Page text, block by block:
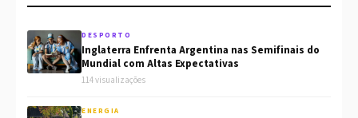
DESPORTO
Inglaterra Enfrenta Argentina nas Semifinais do
Mundial com Altas Expectativas
114 visualizações
ENERGIA